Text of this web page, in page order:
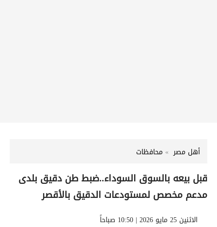
أهل مصر محافظات
قبل بيعه بالسوق السوداء..ضبط طن دقيق بلدى
مدعم مخصص لمستودعات الدقيق بالأقصر
الاثنين 25 مايو 2026 | 10:50 صباحاً